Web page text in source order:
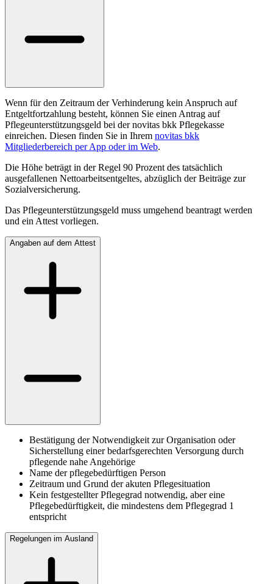
Wenn für den Zeitraum der Verhinderung kein Anspruch auf
Entgeltfortzahlung besteht, können Sie einen Antrag auf
Pflegeunterstützungsgeld bei der novitas bkk Pflegekasse
einreichen. Diesen finden Sie in Ihrem novitas bkk
Mitgliederbereich per App oder im Web.
Die Höhe beträgt in der Regel 90 Prozent des tatsächlich
ausgefallenen Nettoarbeitsentgeltes, abzüglich der Beiträge zur
Sozialversicherung.
Das Pflegeunterstützungsgeld muss umgehend beantragt werden
und ein Attest vorliegen.
Angaben auf dem Attest
Bestätigung der Notwendigkeit zur Organisation oder
Sicherstellung einer bedarfsgerechten Versorgung durch
pflegende nahe Angehörige
Name der pflegebedürftigen Person
Zeitraum und Grund der akuten Pflegesituation
Kein festgestellter Pflegegrad notwendig, aber eine
Pflegebedürftigkeit, die mindestens dem Pflegegrad 1
entspricht
Regelungen im Ausland